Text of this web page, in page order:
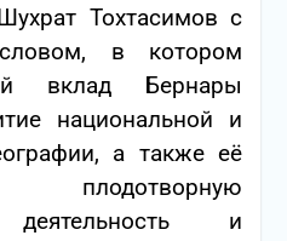
Тохтасимов с
в котором
вклад Бернары
национальной и
а также её
плодотворную
деятельность и